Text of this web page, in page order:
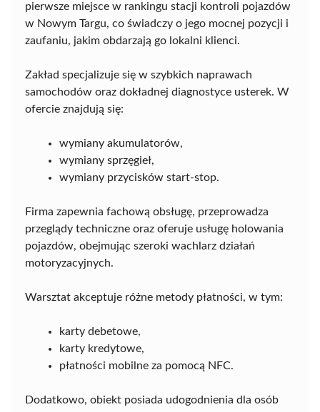
pierwsze miejsce w rankingu stacji kontroli pojazdów
w Nowym Targu, co świadczy o jego mocnej pozycji i
zaufaniu, jakim obdarzają go lokalni klienci.
Zakład specjalizuje się w szybkich naprawach
samochodów oraz dokładnej diagnostyce usterek. W
ofercie znajdują się:
wymiany akumulatorów,
wymiany sprzęgieł,
wymiany przycisków start-stop.
Firma zapewnia fachową obsługę, przeprowadza
przeglądy techniczne oraz oferuje usługę holowania
pojazdów, obejmując szeroki wachlarz działań
motoryzacyjnych.
Warsztat akceptuje różne metody płatności, w tym:
karty debetowe,
karty kredytowe,
płatności mobilne za pomocą NFC.
Dodatkowo, obiekt posiada udogodnienia dla osób